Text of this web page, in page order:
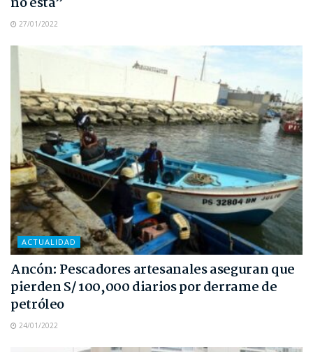
27/01/2022
ACTUALIDAD
Ancón: Pescadores artesanales aseguran que
pierden S/ 100,000 diarios por derrame de
petróleo
24/01/2022